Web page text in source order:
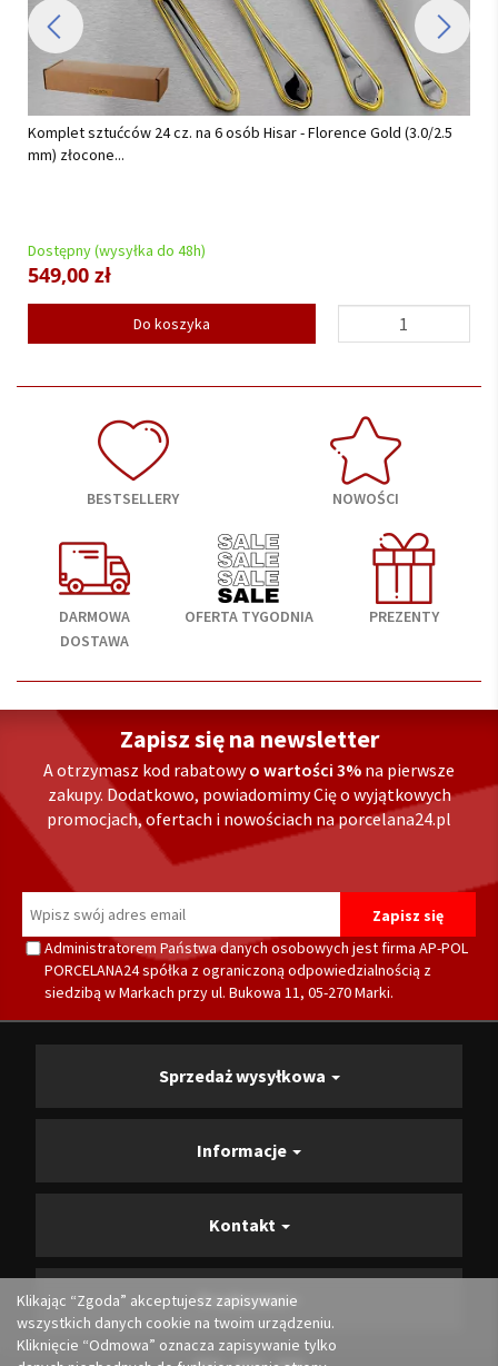
Serwis obiadowy na 12 osób (41el.) Lubiana - Daisy...
Dostępny (wysyłka do 48h)
959,00 zł
Do koszyka
BESTSELLERY NOWOŚCI
DARMOWA
DOSTAWA
OFERTA TYGODNIA PREZENTY
Zapisz się na newsletter
A otrzymasz kod rabatowyo wartości 3% na pierwsze
zakupy. Dodatkowo, powiadomimy Cię o wyjątkowych
promocjach, ofertach i nowościach na porcelana24.pl
Administratorem Państwa danych osobowych jest firma AP-POL
PORCELANA24 spółka z ograniczoną odpowiedzialnością z
siedzibą w Markach przy ul. Bukowa 11, 05-270 Marki.
Sprzedaż wysyłkowa
Informacje
Kontakt
Producenci
Klikając “Zgoda” akceptujesz zapisywanie
wszystkich danych cookie na twoim urządzeniu.
Kliknięcie “Odmowa” oznacza zapisywanie tylko